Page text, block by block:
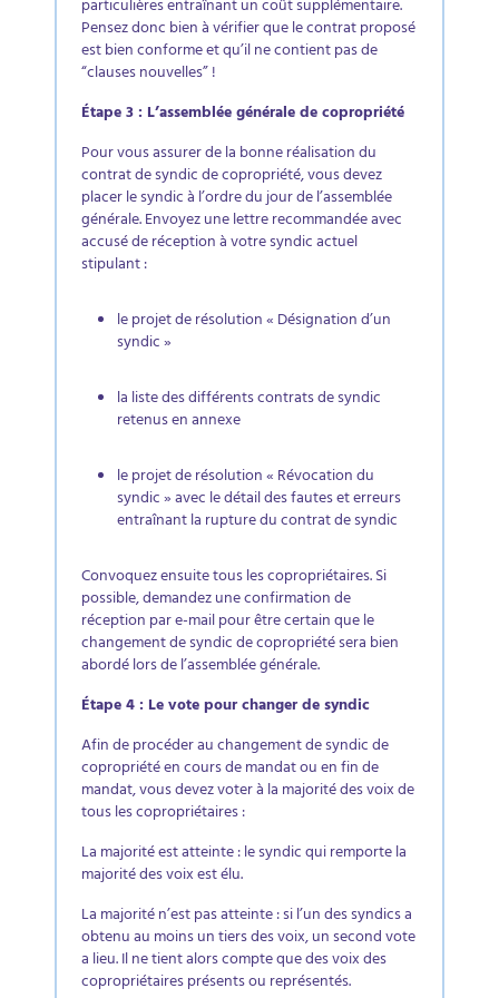
particulières entraînant un coût supplémentaire.
Pensez donc bien à vérifier que le contrat proposé
est bien conforme et qu’il ne contient pas de
“clauses nouvelles” !​
Étape 3 : L’assemblée générale de copropriété​
Pour vous assurer de la bonne réalisation du
contrat de syndic de copropriété, vous devez
placer le syndic à l’ordre du jour de l’assemblée
générale. Envoyez une lettre recommandée avec
accusé de réception à votre syndic actuel
stipulant :​
le projet de résolution « Désignation d’un
syndic »​
la liste des différents contrats de syndic
retenus en annexe​
le projet de résolution « Révocation du
syndic » avec le détail des fautes et erreurs
entraînant la rupture du contrat de syndic​
Convoquez ensuite tous les copropriétaires. Si
possible, demandez une confirmation de
réception par e-mail pour être certain que le
changement de syndic de copropriété sera bien
abordé lors de l’assemblée générale.​
Étape 4 : Le vote pour changer de syndic​
Afin de procéder au changement de syndic de
copropriété en cours de mandat ou en fin de
mandat, vous devez voter à la majorité des voix de
tous les copropriétaires :​
La majorité est atteinte : le syndic qui remporte la
majorité des voix est élu.​
La majorité n’est pas atteinte : si l’un des syndics a
obtenu au moins un tiers des voix, un second vote
a lieu. Il ne tient alors compte que des voix des
copropriétaires présents ou représentés.​